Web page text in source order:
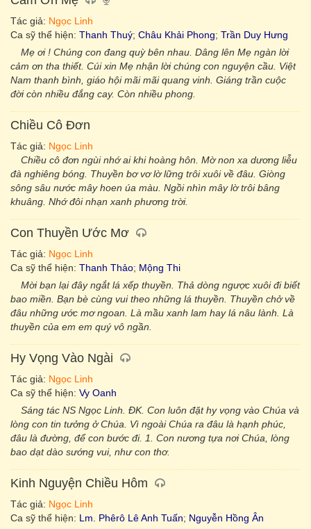
Tác giả: Ngọc Linh
Ca sỹ thể hiện: Thanh Thuý; Châu Khải Phong; Trần Duy Hưng
Mẹ ơi ! Chúng con đang quỳ bên nhau. Dâng lên Mẹ ngàn lời
cảm ơn tha thiết. Cúi xin Mẹ nhận lời chúng con nguyện cầu. Việt
Nam thanh bình, giáo hội mãi mãi quang vinh. Giáng trần cuộc
đời còn nhiều đắng cay. Còn nhiều phong.
Chiều Cô Đơn
Tác giả: Ngọc Linh
Chiều cô đơn ngùi nhớ ai khi hoàng hôn. Mờ non xa dương liễu
đà nghiêng bóng. Thuyền bơ vơ lờ lững trôi xuôi về đâu. Giòng
sông sâu nước mây hoen úa màu. Ngồi nhìn mây lờ trôi bâng
khuâng. Nhớ đôi nhạn xanh phương trời.
Con Thuyền Ước Mơ
Tác giả: Ngọc Linh
Ca sỹ thể hiện: Thanh Thảo; Mộng Thi
Mời bạn lại đây ngắt lá xếp thuyền. Thả dòng ngược xuôi đi biết
bao miền. Bạn bè cùng vui theo những lá thuyền. Thuyền chở về
đâu những ước mơ ngoan. Là mầu xanh lam hay lá nâu lành. Là
thuyền của em em quý vô ngần.
Hy Vọng Vào Ngài
Tác giả: Ngọc Linh
Ca sỹ thể hiện: Vy Oanh
Sáng tác NS Ngọc Linh. ĐK. Con luôn đặt hy vọng vào Chúa và
lòng con tin tưởng ở Chúa. Vì ngoài Chúa ra đâu là hạnh phúc,
đâu là đường, để con bước đi. 1. Con nương tựa nơi Chúa, lòng
bao dạt dào sướng vui, như con thơ.
Kinh Nguyện Chiều Hôm
Tác giả: Ngọc Linh
Ca sỹ thể hiện: Lm. Phêrô Lê Anh Tuấn; Nguyễn Hồng Ân